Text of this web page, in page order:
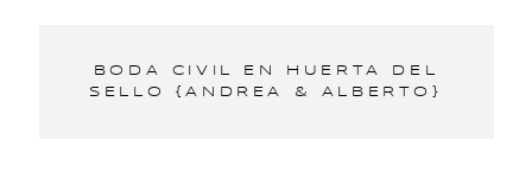
BODA CIVIL EN HUERTA DEL
SELLO {ANDREA & ALBERTO}